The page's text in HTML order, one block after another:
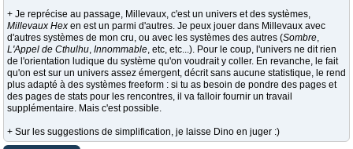
+ Je reprécise au passage, Millevaux, c'est un univers et des systèmes,
Millevaux Hex en est un parmi d'autres. Je peux jouer dans Millevaux avec
d'autres systèmes de mon cru, ou avec les systèmes des autres (Sombre,
L'Appel de Cthulhu, Innommable, etc, etc...). Pour le coup, l'univers ne dit rien
de l'orientation ludique du système qu'on voudrait y coller. En revanche, le fait
qu'on est sur un univers assez émergent, décrit sans aucune statistique, le rend
plus adapté à des systèmes freeform : si tu as besoin de pondre des pages et
des pages de stats pour les rencontres, il va falloir fournir un travail
supplémentaire. Mais c'est possible.
+ Sur les suggestions de simplification, je laisse Dino en juger :)